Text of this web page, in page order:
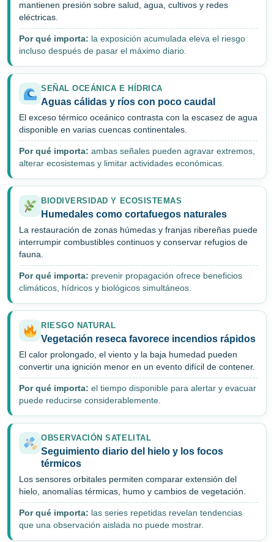
mantienen presión sobre salud, agua, cultivos y redes
eléctricas.
Por qué importa: la exposición acumulada eleva el riesgo
incluso después de pasar el máximo diario.
SEÑAL OCEÁNICA E HÍDRICA
Aguas cálidas y ríos con poco caudal
El exceso térmico oceánico contrasta con la escasez de agua
disponible en varias cuencas continentales.
Por qué importa: ambas señales pueden agravar extremos,
alterar ecosistemas y limitar actividades económicas.
BIODIVERSIDAD Y ECOSISTEMAS
Humedales como cortafuegos naturales
La restauración de zonas húmedas y franjas ribereñas puede
interrumpir combustibles continuos y conservar refugios de
fauna.
Por qué importa: prevenir propagación ofrece beneficios
climáticos, hídricos y biológicos simultáneos.
RIESGO NATURAL
Vegetación reseca favorece incendios rápidos
El calor prolongado, el viento y la baja humedad pueden
convertir una ignición menor en un evento difícil de contener.
Por qué importa: el tiempo disponible para alertar y evacuar
puede reducirse considerablemente.
OBSERVACIÓN SATELITAL
Seguimiento diario del hielo y los focos
térmicos
Los sensores orbitales permiten comparar extensión del
hielo, anomalías térmicas, humo y cambios de vegetación.
Por qué importa: las series repetidas revelan tendencias
que una observación aislada no puede mostrar.